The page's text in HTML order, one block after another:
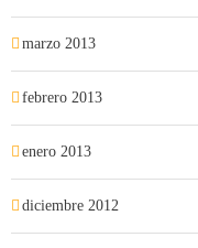
marzo 2013
febrero 2013
enero 2013
diciembre 2012